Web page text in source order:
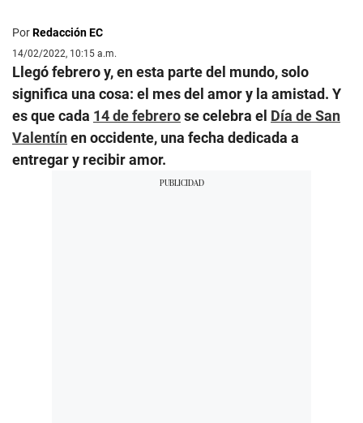
PorRedacción EC
14/02/2022, 10:15 a.m.
Llegó febrero y, en esta parte del mundo, solo
significa una cosa: el mes del amor y la amistad. Y
es que cada 14 de febrerose celebra el Día de San
Valentínen occidente, una fecha dedicada a
entregar y recibir amor.